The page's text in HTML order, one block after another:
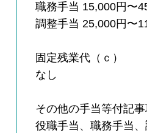
職務手当 15,000円〜
調整手当 25,000円〜
固定残業代（ｃ）
なし
その他の手当等付記事
役職手当、職務手当